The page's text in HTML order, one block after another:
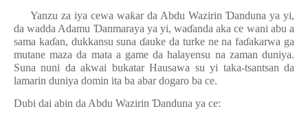
Yanzu za iya cewa waƙar da Abdu Wazirin Ɗanduna ya yi,
da wadda Adamu Ɗanmaraya ya yi, waɗanda aka ce wani abu a
sama kaɗan, dukkansu sunaɗauke da turke ne na faɗakarwa ga
mutane maza da mata a game da halayensu na zaman duniya.
Suna nuni da akwai bukatar Hausawa su yi taka-tsantsan da
lamarin duniya domin ita ba abar dogaro ba ce.
Dubi dai abin da Abdu Wazirin Ɗanduna ya ce: